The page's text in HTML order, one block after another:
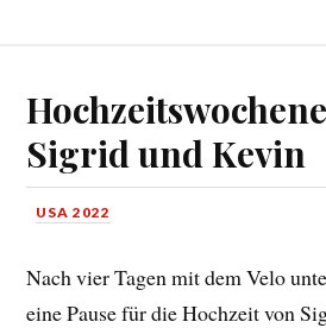
Sigrid und Kevin
USA 2022
Nach vier Tagen mit dem Velo
eine Pause für die Hochzeit von